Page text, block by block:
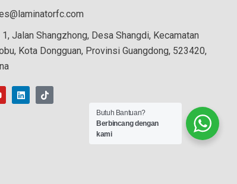
1, Jalan Shangzhong, Desa Shangdi, Kecamatan
Kota Dongguan, Provinsi Guangdong, 523420,
i
n
k
i
k
t
Butuh Bantuan?
Berbincang dengan
kami